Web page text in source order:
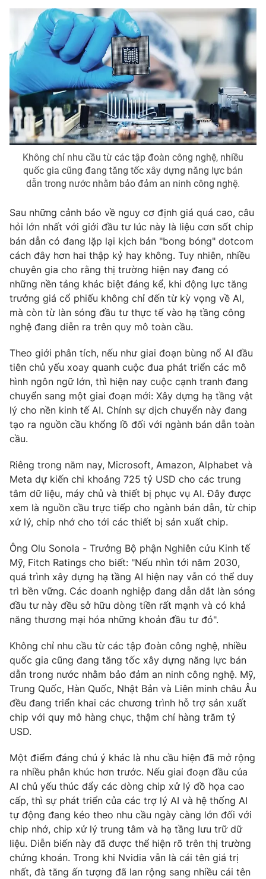
Không chỉ nhu cầu từ các tập đoàn công nghệ, nhiều
quốc gia cũng đang tăng tốc xây dựng năng lực bán
dẫn trong nước nhằm bảo đảm an ninh công nghệ.
Sau những cảnh báo về nguy cơ định giá quá cao, câu
hỏi lớn nhất với giới đầu tư lúc này là liệu cơn sốt chip
bán dẫn có đang lặp lại kịch bản "bong bóng" dotcom
cách đây hơn hai thập kỷ hay không. Tuy nhiên, nhiều
chuyên gia cho rằng thị trường hiện nay đang có
những nền tảng khác biệt đáng kể, khi động lực tăng
trưởng giá cổ phiếu không chỉ đến từ kỳ vọng về AI,
mà còn từ làn sóng đầu tư thực tế vào hạ tầng công
nghệ đang diễn ra trên quy mô toàn cầu.
Theo giới phân tích, nếu như giai đoạn bùng nổ AI đầu
tiên chủ yếu xoay quanh cuộc đua phát triển các mô
hình ngôn ngữ lớn, thì hiện nay cuộc cạnh tranh đang
chuyển sang một giai đoạn mới: Xây dựng hạ tầng vật
lý cho nền kinh tế AI. Chính sự dịch chuyển này đang
tạo ra nguồn cầu khổng lồ đối với ngành bán dẫn toàn
cầu.
Riêng trong năm nay, Microsoft, Amazon, Alphabet và
Meta dự kiến chi khoảng 725 tỷ USD cho các trung
tâm dữ liệu, máy chủ và thiết bị phục vụ AI. Đây được
xem là nguồn cầu trực tiếp cho ngành bán dẫn, từ chip
xử lý, chip nhớ cho tới các thiết bị sản xuất chip.
Ông Olu Sonola - Trưởng Bộ phận Nghiên cứu Kinh tế
Mỹ, Fitch Ratings cho biết: "Nếu nhìn tới năm 2030,
quá trình xây dựng hạ tầng AI hiện nay vẫn có thể duy
trì bền vững. Các doanh nghiệp đang dẫn dắt làn sóng
đầu tư này đều sở hữu dòng tiền rất mạnh và có khả
năng thương mại hóa những khoản đầu tư đó".
Không chỉ nhu cầu từ các tập đoàn công nghệ, nhiều
quốc gia cũng đang tăng tốc xây dựng năng lực bán
dẫn trong nước nhằm bảo đảm an ninh công nghệ. Mỹ,
Trung Quốc, Hàn Quốc, Nhật Bản và Liên minh châu Âu
đều đang triển khai các chương trình hỗ trợ sản xuất
chip với quy mô hàng chục, thậm chí hàng trăm tỷ
USD.
Một điểm đáng chú ý khác là nhu cầu hiện đã mở rộng
ra nhiều phân khúc hơn trước. Nếu giai đoạn đầu của
AI chủ yếu thúc đẩy các dòng chip xử lý đồ họa cao
cấp, thì sự phát triển của các trợ lý AI và hệ thống AI
tự động đang kéo theo nhu cầu ngày càng lớn đối với
chip nhớ, chip xử lý trung tâm và hạ tầng lưu trữ dữ
liệu. Diễn biến này đã được thể hiện rõ trên thị trường
chứng khoán. Trong khi Nvidia vẫn là cái tên giá trị
nhất, đà tăng ấn tượng đã lan rộng sang nhiều cái tên